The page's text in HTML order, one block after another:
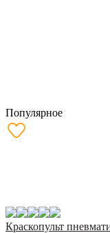
Популярное
Краскопульт